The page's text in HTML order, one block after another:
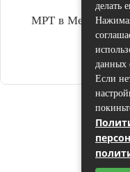
МРТ в
делать
данных
Если